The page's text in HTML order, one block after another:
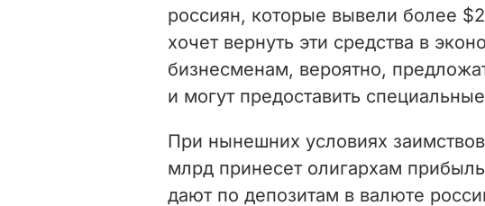
россиян, которые вывели более
хочет вернуть эти средства в
бизнесменам, вероятно,
и могут предоставить
При нынешних условиях
млрд принесет олигархам
дают по депозитам в валюте